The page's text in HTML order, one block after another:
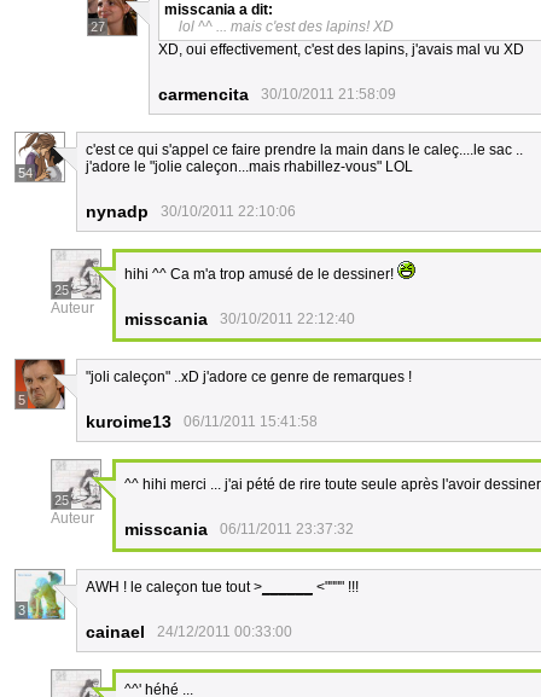
27
misscania a dit:
lol ^^ ... mais c'est des lapins! XD
XD, oui effectivement, c'est des lapins, j'avais mal vu XD
carmencita 30/10/2011 21:58:09
54
c'est ce qui s'appel ce faire prendre la main dans le caleç....le sac ..
j'adore le "jolie caleçon...mais rhabillez-vous" LOL
nynadp 30/10/2011 22:10:06
25
Auteur
hihi ^^ Ca m'a trop amusé de le dessiner!
misscania 30/10/2011 22:12:40
5
"joli caleçon" ..xD j'adore ce genre de remarques !
kuroime13 06/11/2011 15:41:58
25
Auteur
^^ hihi merci ... j'ai pété de rire toute seule après l'avoir
misscania 06/11/2011 23:37:32
3
AWH ! le caleçon tue tout > <"""" !!!
cainael 24/12/2011 00:33:00
^^' héhé ...